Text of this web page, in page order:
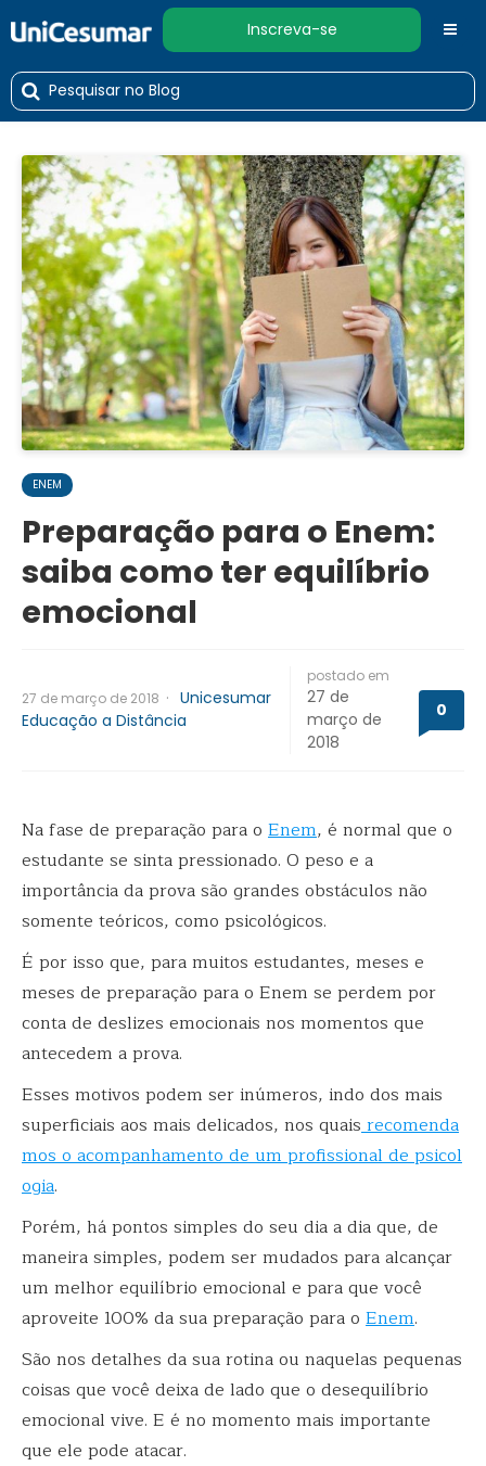
Inscreva-se
ENEM
Preparação para o Enem:
saiba como ter equilíbrio
emocional
27 de março de 2018 · Unicesumar
Educação a Distância
postado em
27 de
março de
2018
0
Na fase de preparação para o Enem, é normal que o
estudante se sinta pressionado. O peso e a
importância da prova são grandes obstáculos não
somente teóricos, como psicológicos.
É por isso que, para muitos estudantes, meses e
meses de preparação parao Enem se perdem por
conta de deslizes emocionais nos momentos que
antecedem a prova.
Esses motivos podem ser inúmeros, indo dos mais
superficiais aos mais delicados, nos quais recomenda
mos o acompanhamento de um profissional de psicol
ogia.
Porém, há pontos simples do seu dia a dia que, de
maneira simples, podem ser mudados para alcançar
um melhor equilíbrio emocional e para que você
aproveite 100% da sua preparação para o Enem.
São nos detalhes da sua rotina ou naquelas pequenas
coisas que você deixa de lado que o desequilíbrio
emocional vive. E é no momento mais importante
que ele pode atacar.